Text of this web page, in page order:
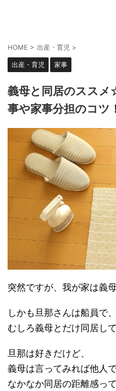
HOME > 出産・育児 >
出産・育児 家事
義母と同居のスス
事や家事分担のコツ！
突然ですが、我が家は義
しかも旦那さんは船員で
むしろ義母とだけ同居し
旦那は好きだけど、
義母は言ってみれば他人
なかなか同居の距離感っ